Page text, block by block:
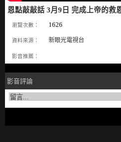
恩點敲敲話 3月9日 完成上帝的救
瀏覽次數： 1626
資料來源： 新眼光電視台
影音推薦：
影音評論